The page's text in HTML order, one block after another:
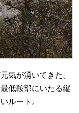
気が湧いてきた。
低鞍部にいたる縦
ルート。